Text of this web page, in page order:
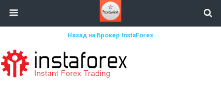
Назад на Брокер InstaForex